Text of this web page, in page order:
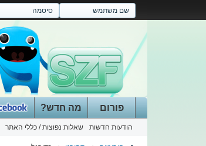
פורום
הודעות חדשות שאלות נפוצות / כללי האתר
מה חדש?